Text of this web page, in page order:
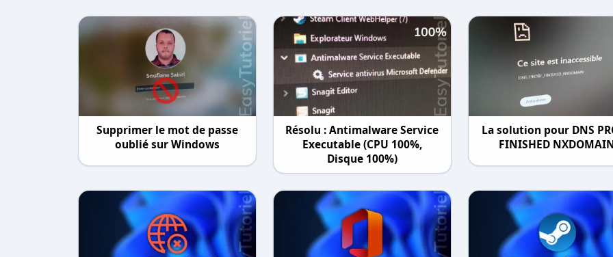
Supprimer le mot de passe
oublié sur Windows
Résolu : Antimalware Service
Executable (CPU 100%,
Disque 100%)
La solution pour DNS
FINISHED